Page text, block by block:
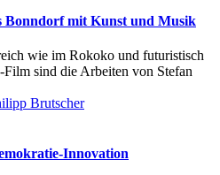
Bonndorf mit Kunst und Musik
wie im Rokoko und futuristisch
sind die Arbeiten von Stefan
Innovation